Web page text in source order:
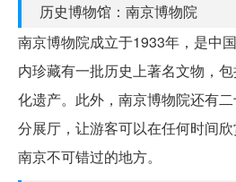
历史博物馆：南京博物院
南京博物院成立于1933年，是中
内珍藏有一批历史上著名文物，
化遗产。此外，南京博物院还有
分展厅，让游客可以在任何时间
南京不可错过的地方。